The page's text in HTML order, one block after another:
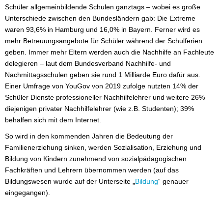
Schüler allgemeinbildende Schulen ganztags – wobei es große
Unterschiede zwischen den Bundesländern gab: Die Extreme
waren 93,6% in Hamburg und 16,0% in Bayern. Ferner wird es
mehr Betreuungsangebote für Schüler während der Schulferien
geben. Immer mehr Eltern werden auch die Nachhilfe an Fachleute
delegieren – laut dem Bundesverband Nachhilfe- und
Nachmittagsschulen geben sie rund 1 Milliarde Euro dafür aus.
Einer Umfrage von YouGov von 2019 zufolge nutzten 14% der
Schüler Dienste professioneller Nachhilfelehrer und weitere 26%
diejenigen privater Nachhilfelehrer (wie z.B. Studenten); 39%
behalfen sich mit dem Internet.
So wird in den kommenden Jahren die Bedeutung der
Familienerziehung sinken, werden Sozialisation, Erziehung und
Bildung von Kindern zunehmend von sozialpädagogischen
Fachkräften und Lehrern übernommen werden (auf das
Bildungswesen wurde auf der Unterseite „ Bildung“ genauer
eingegangen).